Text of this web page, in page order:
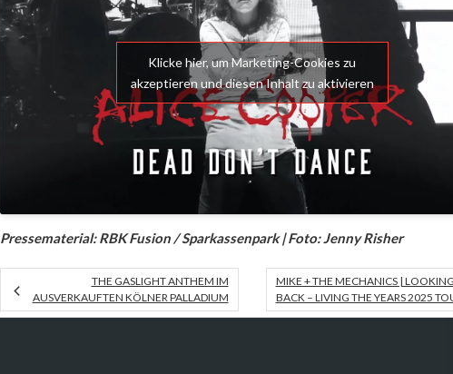
Klicke hier, um Marketing-Cookies zu
akzeptieren und diesen Inhalt zu aktivieren
Pressematerial: RBK Fusion / Sparkassenpark | Foto: Jenny Risher
THE GASLIGHT ANTHEM IM
AUSVERKAUFTEN KÖLNER PALLADIUM
MIKE + THE MECHANICS | LOOKING
BACK – LIVING THE YEARS 2025